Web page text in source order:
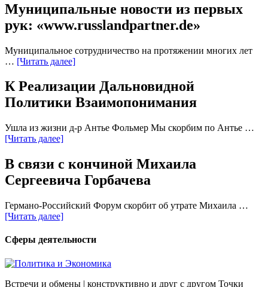
Муниципальные новости из первых
рук: «www.russlandpartner.de»
Муниципальное сотрудничество на протяжении многих лет
… [Читать далее]
К Реализации Дальновидной
Политики Взаимопонимания
Ушла из жизни д-р Антье Фольмер Мы скорбим по Антье …
[Читать далее]
В связи с кончиной Михаила
Сергеевича Горбачева
Германо-Российский Форум скорбит об утрате Михаила …
[Читать далее]
Сферы деятельности
Встречи и обмены | конструктивно и друг с другом Точки